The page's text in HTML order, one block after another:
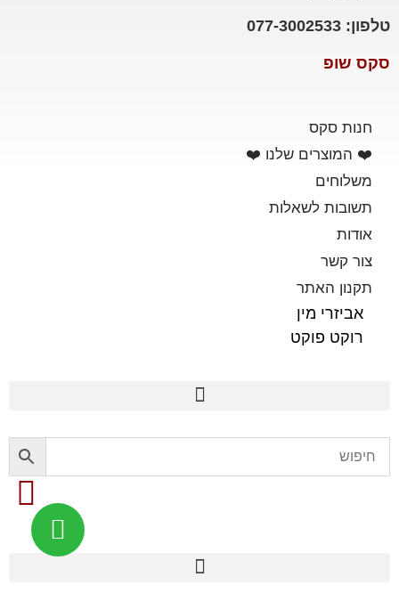
טלפון: 077-3002533
סקס שופ
חנות סקס
❤️ המוצרים שלנו ❤️
משלוחים
תשובות לשאלות
אודות
צור קשר
תקנון האתר
אביזרי מין
רוקט פוקט